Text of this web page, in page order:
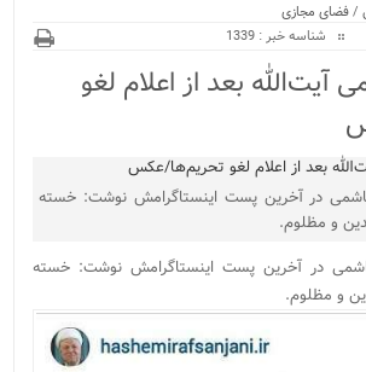
/فضای مجازی
شناسه خبر : 1339
آیت‌الله بعد از اعلام لغو
در آخرین پست اینستاگرامش نوشت: خسته
و مظلوم.
در آخرین پست اینستاگرامش نوشت: خسته
و مظلوم.